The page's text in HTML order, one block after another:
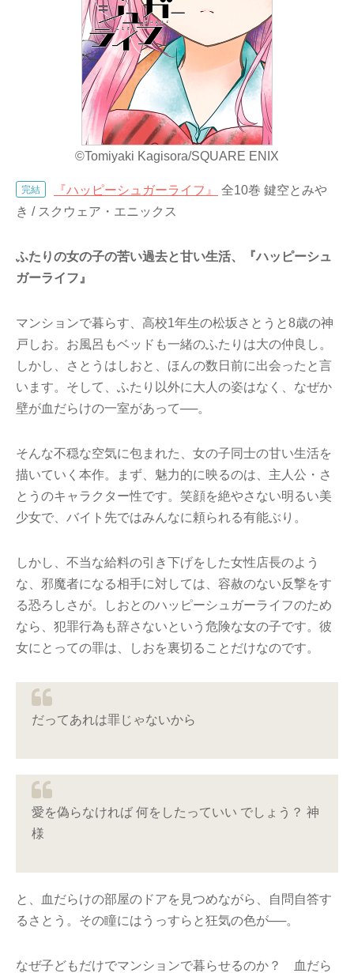
©Tomiyaki Kagisora/SQUARE ENIX
完結 『ハッピーシュガーライフ』
全10巻 鍵空とみや
き / スクウェア・エニックス
ふたりの女の子の苦い過去と甘い生活、『ハッピーシュ
ガーライフ』
マンションで暮らす、高校1年生の松坂さとうと8歳の神
戸しお。お風呂もベッドも一緒のふたりは大の仲良し。
しかし、さとうはしおと、ほんの数日前に出会ったと言
います。そして、ふたり以外に大人の姿はなく、なぜか
壁が血だらけの一室があって──。
そんな不穏な空気に包まれた、女の子同士の甘い生活を
描いていく本作。まず、魅力的に映るのは、主人公・さ
とうのキャラクター性です。笑顔を絶やさない明るい美
少女で、バイト先ではみんなに頼られる有能ぶり。
しかし、不当な給料の引き下げをした女性店長のよう
な、邪魔者になる相手に対しては、容赦のない反撃をす
る恐ろしさが。しおとのハッピーシュガーライフのため
なら、犯罪行為も辞さないという危険な女の子です。彼
女にとっての罪は、しおを裏切ることだけなのです。
だってあれは罪じゃないから
愛を偽らなければ 何をしたっていい でしょう？ 神
様
と、血だらけの部屋のドアを見つめながら、自問自答す
るさとう。その瞳にはうっすらと狂気の色が──。
なぜ子どもだけでマンションで暮らせるのか？ 血だら